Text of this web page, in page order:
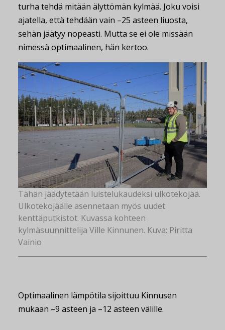
turha tehdä mitään älyttömän kylmää. Joku voisi
ajatella, että tehdään vain –25 asteen liuosta,
sehän jäätyy nopeasti. Mutta se ei ole missään
nimessä optimaalinen, hän kertoo.
Tähän jäädytetään luistelukaudeksi ulkotekojää.
Ulkotekojäälle asennetaan myös uudet
kenttäputkistot. Kuvassa kohteen
kylmäsuunnittelija Ville Kinnunen. Kuva: Piritta
Vainio
Optimaalinen lämpötila sijoittuu Kinnusen
mukaan –9 asteen ja –12 asteen välille.